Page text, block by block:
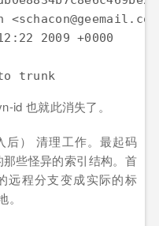
2009 +0000
trunk
id 也就此消失了。
后） 清理工作。最起码
些怪异的索引结构。首
远程分支变成实际的标